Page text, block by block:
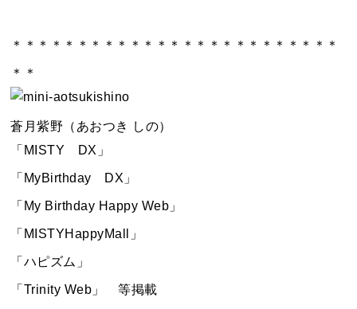
＊＊＊＊＊＊＊＊＊＊＊＊＊＊＊＊＊＊＊＊＊＊＊＊＊
＊＊
蒼月紫野（あおつき しの）
「MISTY DX」
「MyBirthday DX」
「My Birthday Happy Web」
「MISTYHappyMall」
「ハピズム」
「Trinity Web」 等掲載